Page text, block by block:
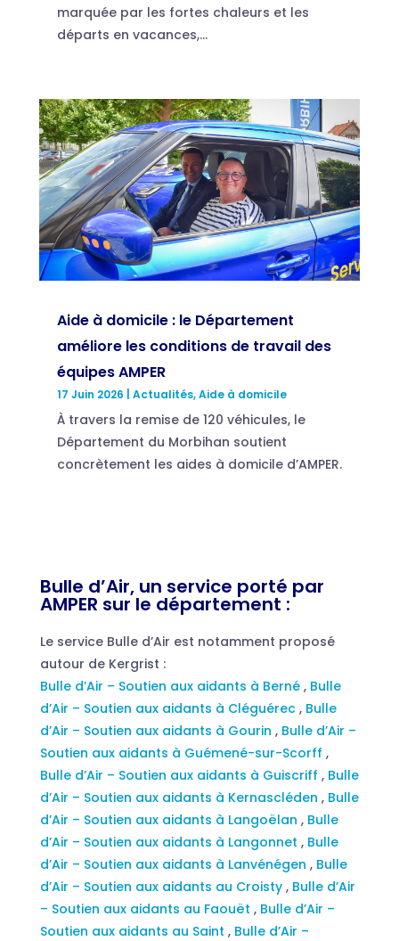
marquée par les fortes chaleurs et les
départs en vacances,...
Aide à domicile : le Département
améliore les conditions de travail des
équipes AMPER
17 Juin 2026 Actualités,Aide à domicile
À travers la remise de 120 véhicules, le
Département du Morbihan soutient
concrètement les aides à domicile d’AMPER.
Bulle d’Air, un service porté par
AMPER sur le département :
Le service Bulle d’Air est notamment proposé
autour de Kergrist :
Bulle d’Air – Soutien aux aidants à Berné , Bulle
d’Air – Soutien aux aidants à Cléguérec , Bulle
d’Air – Soutien aux aidants à Gourin , Bulle d’Air –
Soutien aux aidants à Guémené-sur-Scorff ,
Bulle d’Air – Soutien aux aidants à Guiscriff , Bulle
d’Air – Soutien aux aidants à Kernascléden , Bulle
d’Air – Soutien aux aidants à Langoëlan , Bulle
d’Air – Soutien aux aidants à Langonnet , Bulle
d’Air – Soutien aux aidants à Lanvénégen , Bulle
d’Air – Soutien aux aidants au Croisty , Bulle d’Air
– Soutien aux aidants au Faouët , Bulle d’Air –
Soutien aux aidants au Saint , Bulle d’Air –